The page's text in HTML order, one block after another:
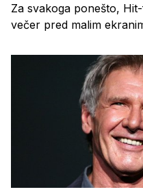
Za svakoga ponešto,
večer pred malim